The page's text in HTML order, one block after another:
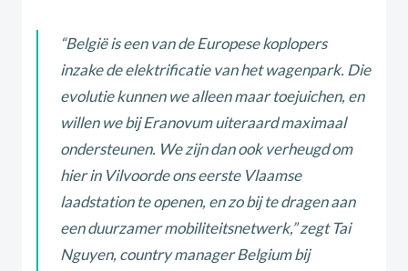
“België is een van de Europese koplopers
inzake de elektrificatie van het wagenpark. Die
evolutie kunnen we alleen maar toejuichen, en
willen we bij Eranovum uiteraard maximaal
ondersteunen. We zijn dan ook verheugd om
hier in Vilvoorde ons eerste Vlaamse
laadstation te openen, en zo bij te dragen aan
een duurzamer mobiliteitsnetwerk,” zegt Tai
Nguyen, country manager Belgium bij